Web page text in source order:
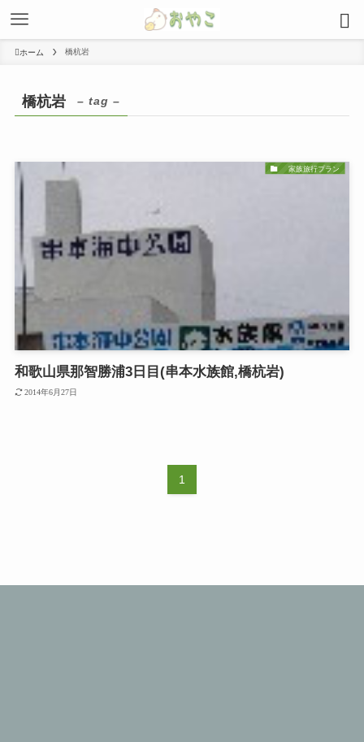
ホーム 橋杭岩
橋杭岩 – tag –
家族旅行プラン
和歌山県那智勝浦3日目(串本水族館,橋杭岩)
2014年6月27日
1